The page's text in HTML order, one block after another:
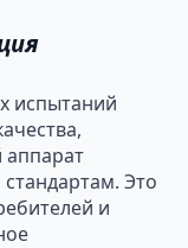
испытаний
Это
и